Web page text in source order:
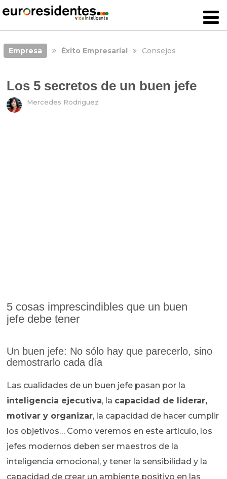
Empresa Éxito Empresarial Consejos
Los 5 secretos de un buen jefe
Mercedes Rodriguez
5 cosas imprescindibles que un buen
jefe debe tener
Un buen jefe: No sólo hay que parecerlo, sino
demostrarlo cada día
Las cualidades de un buen jefe pasan por la
inteligencia ejecutiva, la capacidad de liderar,
motivar y organizar, la capacidad de hacer cumplir
los objetivos… Como veremos en este artículo, los
jefes modernos deben ser maestros de la
inteligencia emocional, y tener la sensibilidad y la
capacidad de crear un ambiente positivo en las